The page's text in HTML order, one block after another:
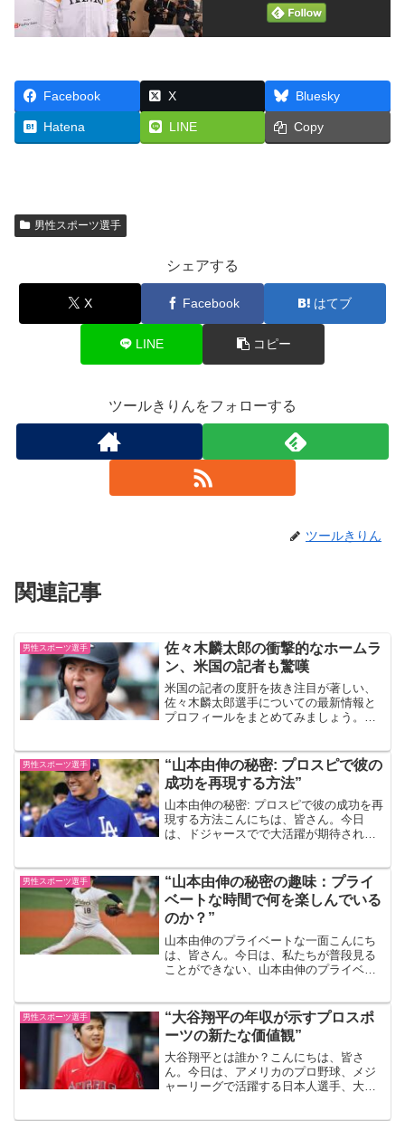
Facebook X Bluesky
Hatena LINE Copy
男性スポーツ選手
シェアする
X Facebook はてブ
LINE コピー
ツールきりんをフォローする
ツールきりん
関連記事
男性スポーツ選手
佐々木麟太郎の衝撃的なホームラ
ン、米国の記者も驚嘆
米国の記者の度肝を抜き注目が著しい、
佐々木麟太郎選手についての最新情報と
プロフィールをまとめてみましょう。
年月日: 2005年4月18日 出身地: 岩手県 身
長...
男性スポーツ選手
“山本由伸の秘密: プロスピで彼の
成功を再現する方法”
山本由伸の秘密: プロスピで彼の成功を再
現する方法こんにちは、皆さん。今日
は、ドジャースでで大活躍が期待されて
話しします。山本由伸とはまずは、山本
由伸選手について少し説...
男性スポーツ選手
“山本由伸の秘密の趣味：プライ
ベートな時間で何を楽しんでいる
のか？”
山本由伸のプライベートな一面こんにち
は、皆さん。今日は、私たちが普段見る
ことができない、山本由伸のプライベー
らい知っていますか？山本由伸の趣味：
音楽鑑賞山本由伸は、音楽...
男性スポーツ選手
“大谷翔平の年収が示すプロスポ
ーツの新たな価値観”
大谷翔平とは誰か？こんにちは、皆さ
ん。今日は、アメリカのプロ野球、メジ
ャーリーグで活躍する日本人選手、大谷